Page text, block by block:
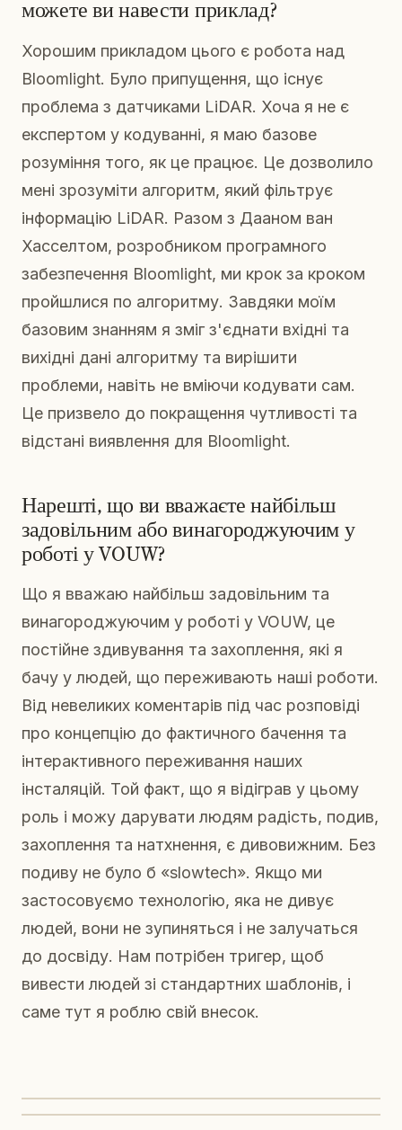
можете ви навести приклад?
Хорошим прикладом цього є робота над
Bloomlight. Було припущення, що існує
проблема з датчиками LiDAR. Хоча я не є
експертом у кодуванні, я маю базове
розуміння того, як це працює. Це дозволило
мені зрозуміти алгоритм, який фільтрує
інформацію LiDAR. Разом з Дааном ван
Хасселтом, розробником програмного
забезпечення Bloomlight, ми крок за кроком
пройшлися по алгоритму. Завдяки моїм
базовим знанням я зміг з'єднати вхідні та
вихідні дані алгоритму та вирішити
проблеми, навіть не вміючи кодувати сам.
Це призвело до покращення чутливості та
відстані виявлення для Bloomlight.
Нарешті, що ви вважаєте найбільш
задовільним або винагороджуючим у
роботі у VOUW?
Що я вважаю найбільш задовільним та
винагороджуючим у роботі у VOUW, це
постійне здивування та захоплення, які я
бачу у людей, що переживають наші роботи.
Від невеликих коментарів під час розповіді
про концепцію до фактичного бачення та
інтерактивного переживання наших
інсталяцій. Той факт, що я відіграв у цьому
роль і можу дарувати людям радість, подив,
захоплення та натхнення, є дивовижним. Без
подиву не було б «slowtech». Якщо ми
застосовуємо технологію, яка не дивує
людей, вони не зупиняться і не залучаться
до досвіду. Нам потрібен тригер, щоб
вивести людей зі стандартних шаблонів, і
саме тут я роблю свій внесок.